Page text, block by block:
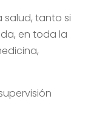
salud, tanto si
en toda la